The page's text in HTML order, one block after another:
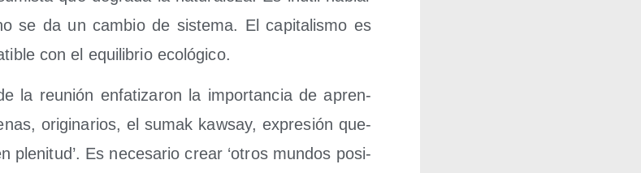
se da un cam­bio de sis­te­ma. El capi­ta­lis­mo es
con el equi­li­brio ecológico.
la reu­nión enfa­ti­za­ron la impor­tan­cia de apren­
ori­gi­na­rios, el sumak kaw­say, expre­sión que­
ple­ni­tud’. Es nece­sa­rio crear ‘otros mun­dos posi­